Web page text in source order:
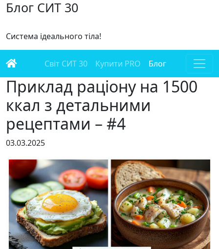
Блог СИТ 30
Система ідеального тіла!
Світ СИТ 30 Купити PRO Блог
Приклад раціону на 1500
ккал з детальними
рецептами – #4
03.03.2025